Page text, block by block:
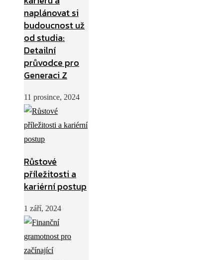
naplánovat si
budoucnost už
od studia:
Detailní
průvodce pro
Generaci Z
11 prosince, 2024
Růstové
příležitosti a
kariérní postup
1 září, 2024